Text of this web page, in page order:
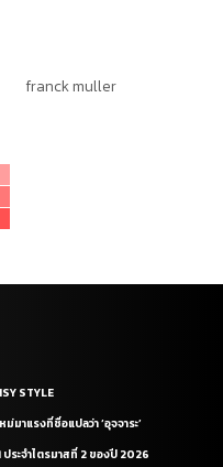
franck muller
STYLE
มาแรงที่ชื่อแปลว่า ‘อุจจาระ’
ะจำไตรมาสที่ 2 ของปี 2026